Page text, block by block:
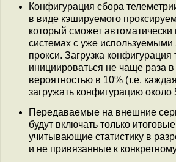
Конфигурация сбора
в виде кэшируемого
который сможет автоматически
системах с уже
прокси. Загрузка конфигурация
инициироваться не чаще раза
вероятностью в 10% (т.е.
загружать конфигурацию около
Передаваемые на внешние
будут включать только
учитывающие статистику в
и не привязанные к